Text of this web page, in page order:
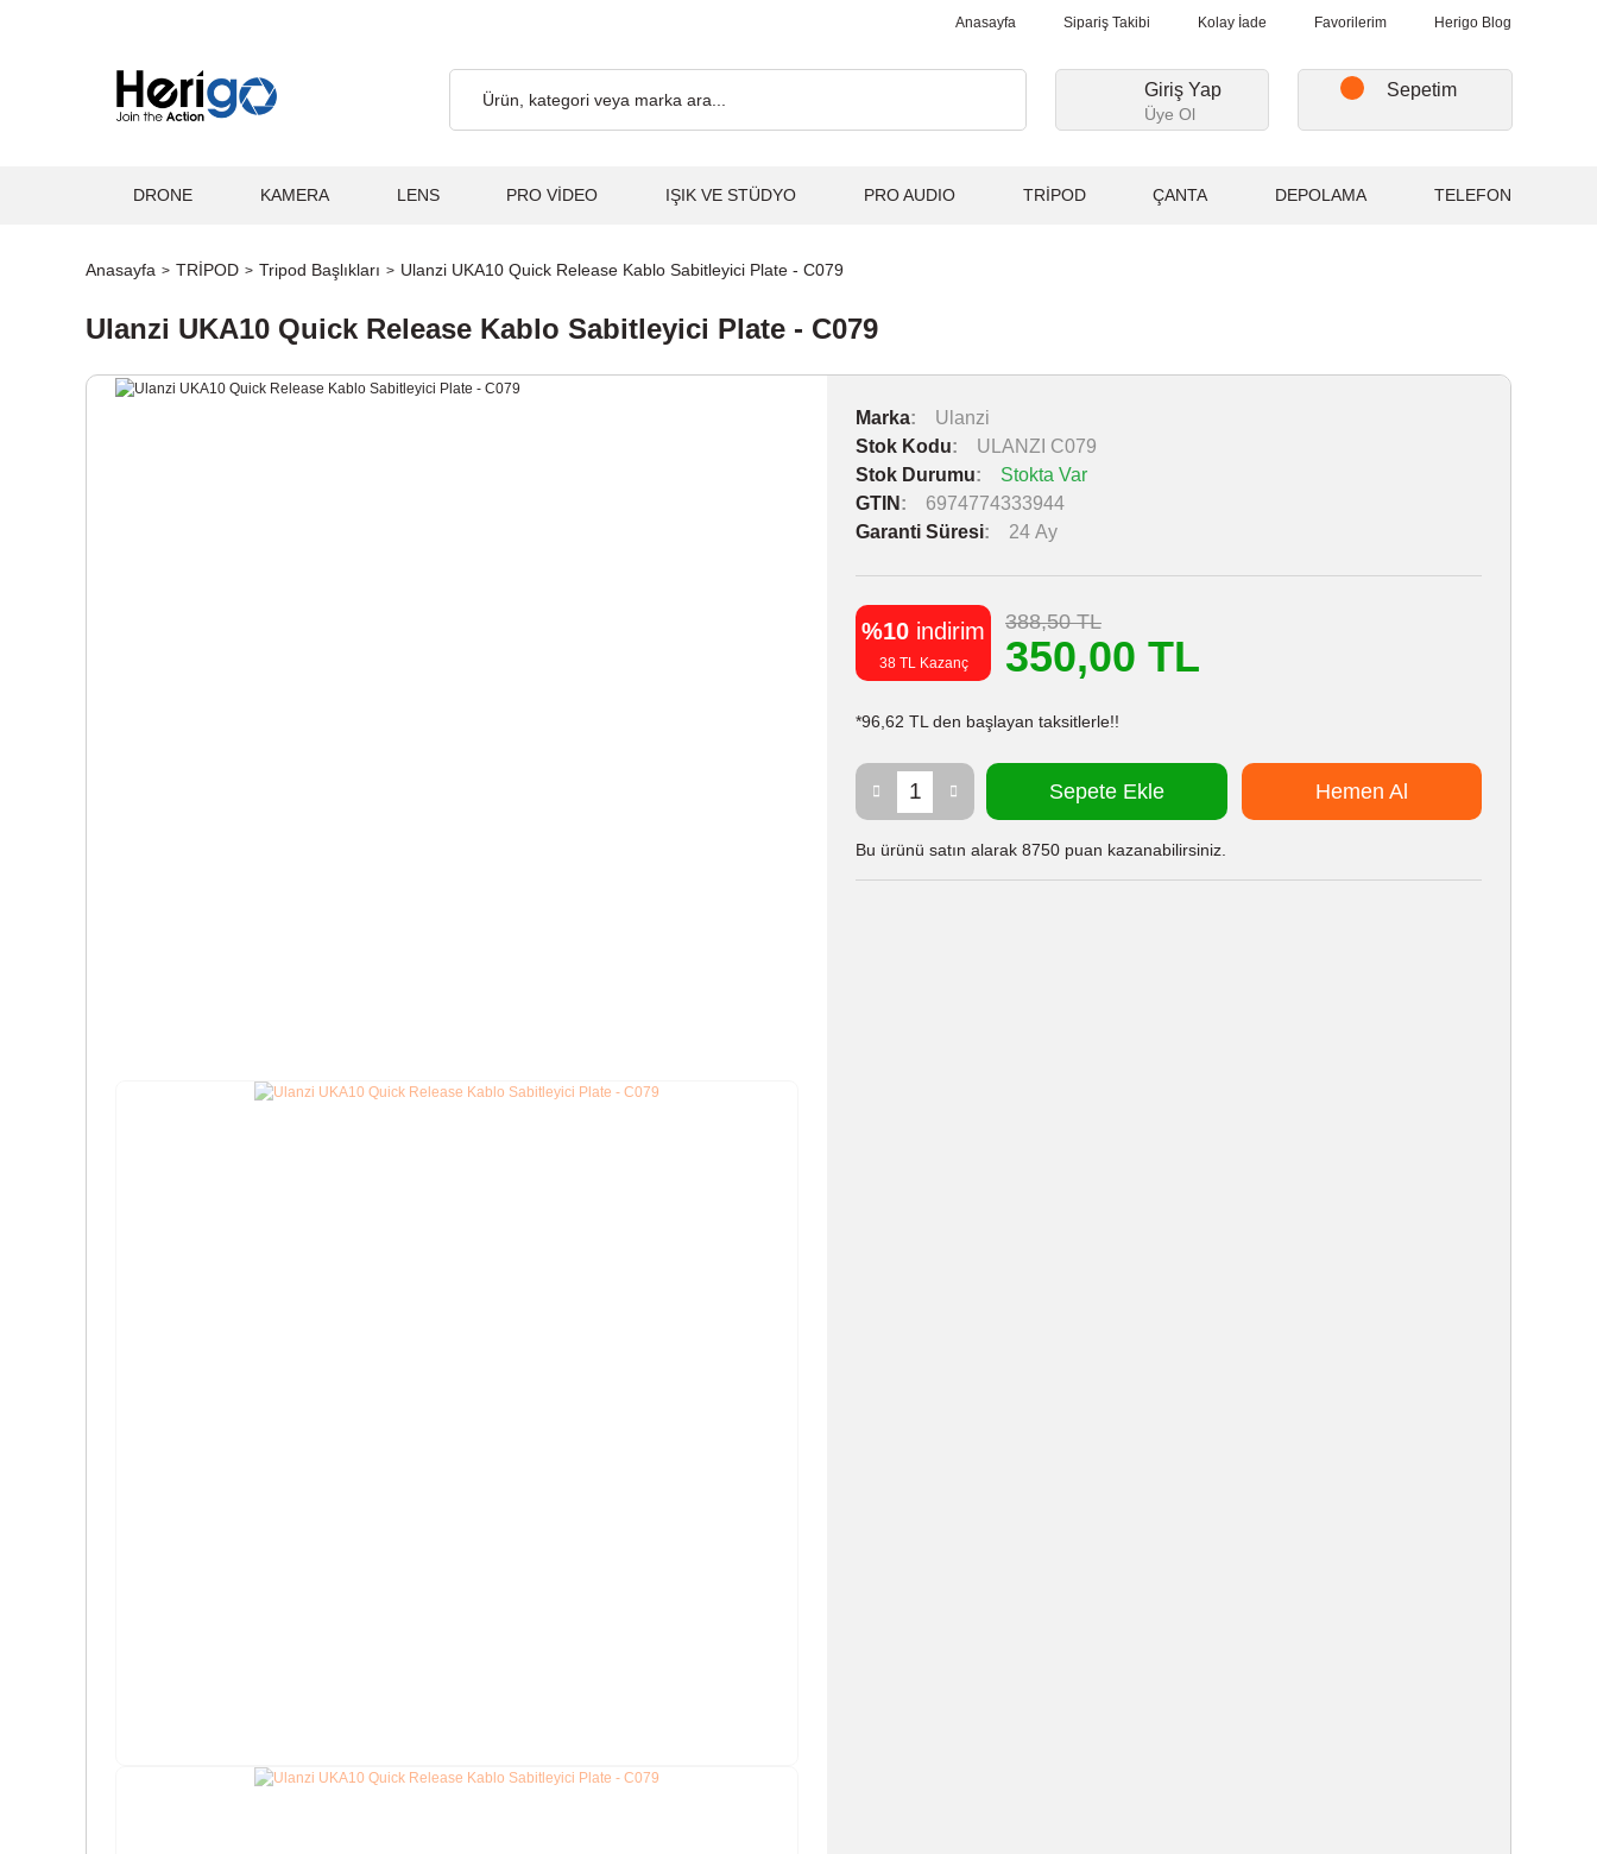
Anasayfa Sipariş Takibi Kolay İade Favorilerim Herigo Blog
Giriş Yap
Üye Ol
Sepetim
DRONE KAMERA LENS PRO VİDEO IŞIK VE STÜDYO PRO AUDIO TRİPOD ÇANTA DEPOLAMA TELEFON
Anasayfa TRİPOD Tripod Başlıkları Ulanzi UKA10 Quick Release Kablo Sabitleyici Plate - C079
Ulanzi UKA10 Quick Release Kablo Sabitleyici Plate - C079
Marka
Ulanzi
Stok Kodu
ULANZI C079
Stok Durumu
Stokta Var
GTIN
6974774333944
Garanti Süresi
24 Ay
%10 indirim
38 TL Kazanç
388,50 TL
350,00 TL
*96,62 TL den başlayan taksitlerle!!
Sepete Ekle Hemen Al
Bu ürünü satın alarak 8750 puan kazanabilirsiniz.
2.000₺ ve Üzeri Alışverişlerde, Kargo Ücretsiz... 2.000₺ ve Üzeri Alışverişlerde, Kargo Ücretsiz... 2.000₺ ve Üzeri Alışverişlerde, Kargo Ücretsiz... 2.000₺ ve Üzeri Alışverişlerde,